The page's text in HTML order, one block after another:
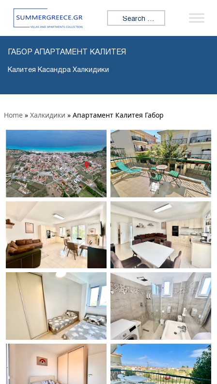
Search for:
ГАБОР АПАРТАМЕНТ КАЛИТЕЯ
Калитея Касандра Халкидики
Home » Халкидики » Апартамент Калитея Габор